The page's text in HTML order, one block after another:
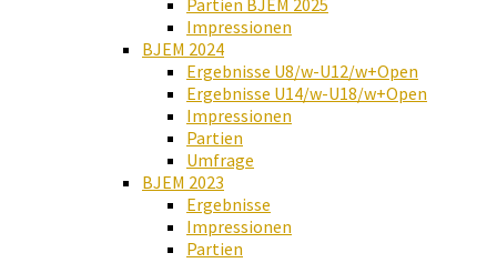
Partien BJEM 2025
Impressionen
BJEM 2024
Ergebnisse U8/w-U12/w+Open
Ergebnisse U14/w-U18/w+Open
Impressionen
Partien
Umfrage
BJEM 2023
Ergebnisse
Impressionen
Partien